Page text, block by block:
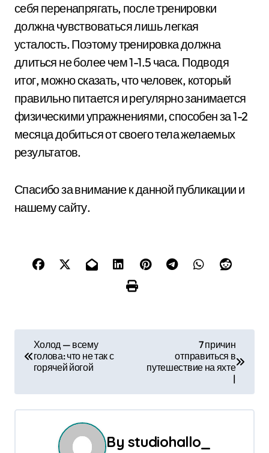
себя перенапрягать, после тренировки
должна чувствоваться лишь легкая
усталость. Поэтому тренировка должна
длиться не более чем 1-1.5 часа. Подводя
итог, можно сказать, что человек, который
правильно питается и регулярно занимается
физическими упражнениями, способен за 1-2
месяца добиться от своего тела желаемых
результатов.
Спасибо за внимание к данной публикации и
нашему сайту.
в
и
Холод — всему
голова: что не так с
горячей йогой
7 причин
отправиться в
путешествие на яхте
|
By studiohallo_